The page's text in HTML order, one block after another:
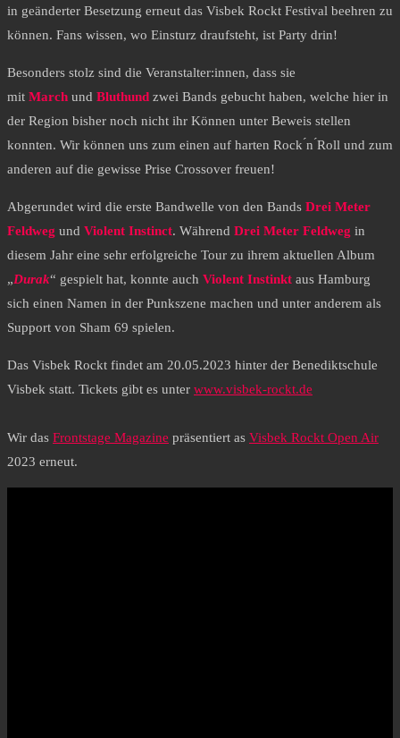
in geänderter Besetzung erneut das Visbek Rockt Festival beehren zu
können. Fans wissen, wo Einsturz draufsteht, ist Party drin!
Besonders stolz sind die Veranstalter:innen, dass sie
mit March und Bluthund zwei Bands gebucht haben, welche hier in
der Region bisher noch nicht ihr Können unter Beweis stellen
konnten. Wir können uns zum einen auf harten Rock ́n ́Roll und zum
anderen auf die gewisse Prise Crossover freuen!
Abgerundet wird die erste Bandwelle von den Bands Drei Meter
Feldweg und Violent Instinct. Während Drei Meter Feldweg in
diesem Jahr eine sehr erfolgreiche Tour zu ihrem aktuellen Album
„Durak“ gespielt hat, konnte auch Violent Instinkt aus Hamburg
sich einen Namen in der Punkszene machen und unter anderem als
Support von Sham 69 spielen.
Das Visbek Rockt findet am 20.05.2023 hinter der Benediktschule
Visbek statt. Tickets gibt es unter www.visbek-rockt.de
Wir das Frontstage Magazine präsentiert as Visbek Rockt Open Air
2023 erneut.